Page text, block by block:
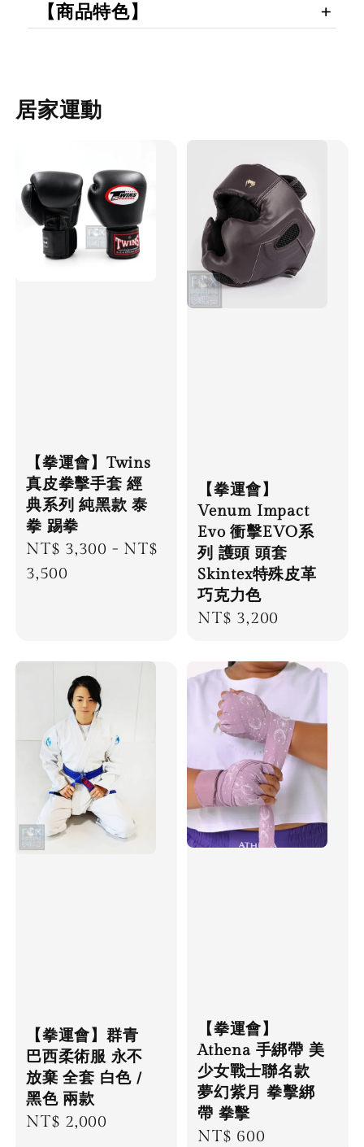
【商品特色】
居家運動
【拳運會】Twins
真皮拳擊手套 經
典系列 純黑款 泰
拳 踢拳
Regular
price
NT$ 3,300 - NT$
3,500
【拳運會】
Venum Impact
Evo 衝擊EVO系
列 護頭 頭套
Skintex特殊皮革
巧克力色
Regular
NT$ 3,200
【拳運會】群青
巴西柔術服 永不
放棄 全套 白色 /
黑色 兩款
Regular
NT$ 2,000
【拳運會】
Athena 手綁帶 美
少女戰士聯名款
夢幻紫月 拳擊綁
帶 拳擊
Regular
NT$ 600